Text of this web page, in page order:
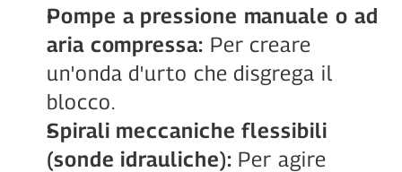
Pompe a pressione manuale o ad
aria compressa: Per creare
un'onda d'urto che disgrega il
blocco.
Spirali meccaniche flessibili
(sonde idrauliche): Per agire